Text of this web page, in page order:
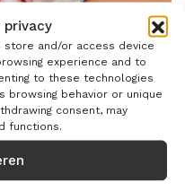
privacy
and/or access device
experience and to
to these technologies
behavior or unique
consent, may
functions.
man die sensible